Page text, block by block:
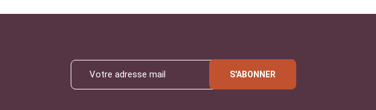
S'ABONNER